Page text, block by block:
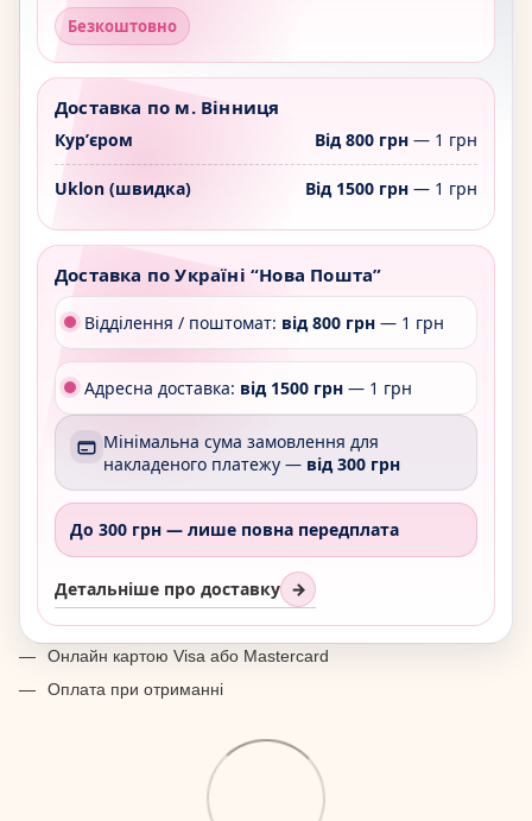
Безкоштовно
Доставка по м. Вінниця
Курʼєром Від 800 грн— 1 грн
Uklon (швидка) Від 1500 грн— 1 грн
Доставка по Україні “Нова Пошта”
Відділення / поштомат: від 800 грн — 1 грн
Адресна доставка: від 1500 грн — 1 грн
Мінімальна сума замовлення для
накладеного платежу — від 300 грн
До 300 грн — лише повна передплата
Детальніше про доставку →
Онлайн картою Visa або Mastercard
Оплата при отриманні